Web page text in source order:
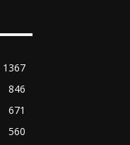
1367
846
671
560